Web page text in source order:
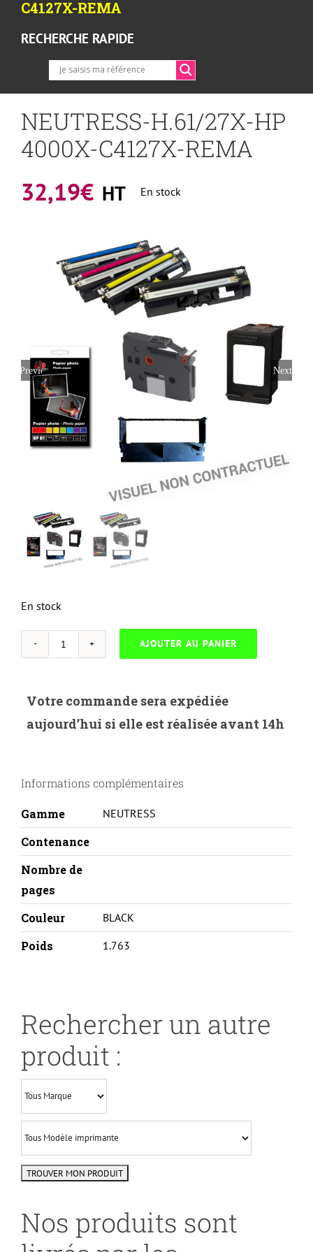
C4127X-REMA
RECHERCHE RAPIDE
NEUTRESS-H.61/27X-HP
4000X-C4127X-REMA
32,19€ HT En stock
Previous Next
En stock
quantité
H.61/27X-
HP
REMA
AJOUTER AU PANIER
Votre commande sera expédiée
aujourd’hui si elle est réalisée avant 14h
Informations complémentaires
Gamme NEUTRESS
Contenance
Nombre de
pages
Couleur
BLACK
Poids 1.763
Rechercher un autre
produit :
Nos produits sont